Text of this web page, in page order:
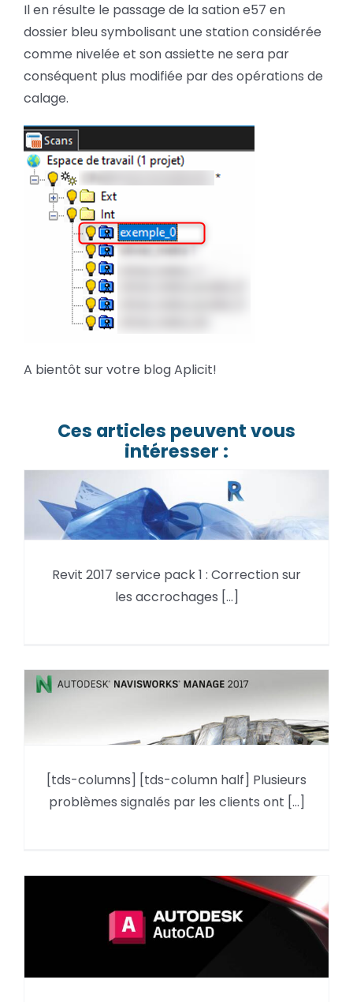
Il en résulte le passage de la sation e57 en
dossier bleu symbolisant une station considérée
comme nivelée et son assiette ne sera par
conséquent plus modifiée par des opérations de
calage.
A bientôt sur votre blog Aplicit!
Ces articles peuvent vous
intéresser :
Correction sur les accrochages
des nuages de points
Revit 2017 service pack 1 : Correction sur
les accrochages [...]
Navisworks Manage 2017
Update 1
[tds-columns] [tds-column half] Plusieurs
problèmes signalés par les clients ont [...]